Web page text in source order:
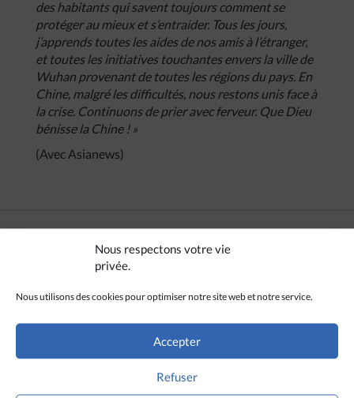
Nous respectons votre vie
privée.
Nous utilisons des cookies pour optimiser notre site web et notre service.
Accepter
Refuser
des habitants qui savent toujours comment se
protéger au mieux et s’entraider. Tous les jours,
j’apprends toutes les aides de nos amis à l’étranger,
et toutes les initiatives touchantes envers la ville de
Wuhan provenant de toutes les régions du pays. En
Chine, malgré les difficultés, nous restons unis face à
la crise. Continuons de prier avec ferveur. Que Dieu
bénisse la Chine ! »
(Avec Asianews)
Asianews